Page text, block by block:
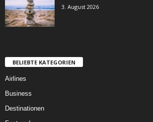
3. August 2026
BELIEBTE KATEGORIEN
Airlines
Business
Destinationen